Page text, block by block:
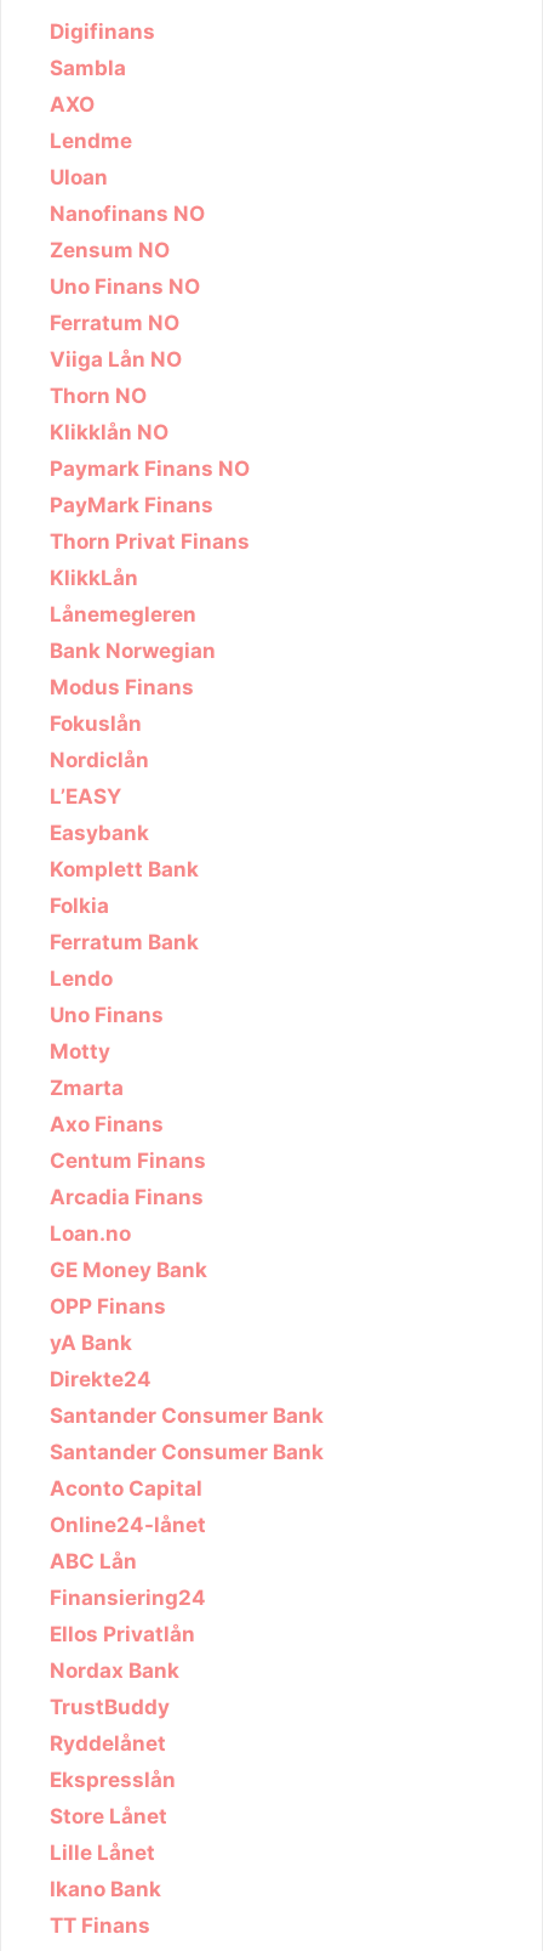
Digifinans
Sambla
AXO
Lendme
Uloan
Nanofinans NO
Zensum NO
Uno Finans NO
Ferratum NO
Viiga Lån NO
Thorn NO
Klikklån NO
Paymark Finans NO
PayMark Finans
Thorn Privat Finans
KlikkLån
Lånemegleren
Bank Norwegian
Modus Finans
Fokuslån
Nordiclån
L’EASY
Easybank
Komplett Bank
Folkia
Ferratum Bank
Lendo
Uno Finans
Motty
Zmarta
Axo Finans
Centum Finans
Arcadia Finans
Loan.no
GE Money Bank
OPP Finans
yA Bank
Direkte24
Santander Consumer Bank
Santander Consumer Bank
Aconto Capital
Online24-lånet
ABC Lån
Finansiering24
Ellos Privatlån
Nordax Bank
TrustBuddy
Ryddelånet
Ekspresslån
Store Lånet
Lille Lånet
Ikano Bank
TT Finans